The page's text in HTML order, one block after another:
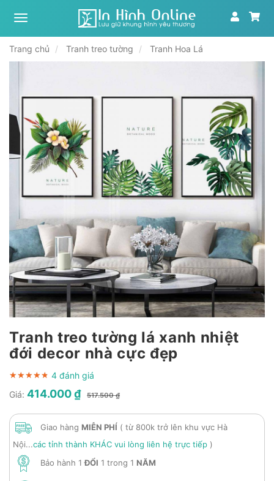
Xưởng
ảnh
theo
|
Hình
Online
Trang chủ Tranh treo tường Tranh Hoa Lá
Tranh treo tường lá xanh nhiệt
đới decor nhà cực đẹp
★★★★★
★★★★★
★★★★★ 4 đánh giá
Giá: 414.000 ₫ 517.500 ₫
Giao hàng MIỄN PHÍ ( từ 800k trở lên khu vực Hà
Nội...các tỉnh thành KHÁC vui lòng liên hệ trực tiếp )
Bảo hành 1ĐỔI 1 trong 1 NĂM